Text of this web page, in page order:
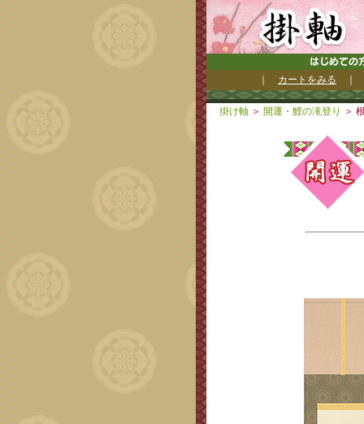
カートをみる
掛け軸 ＞ 開運・鯉の滝登り ＞